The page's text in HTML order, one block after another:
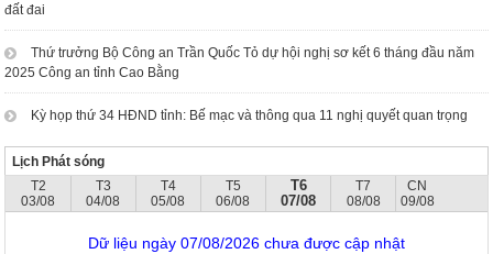
đất đai
Thứ trưởng Bộ Công an Trần Quốc Tỏ dự hội nghị sơ kết 6 tháng đầu năm
2025 Công an tỉnh Cao Bằng
Kỳ họp thứ 34 HĐND tỉnh: Bế mạc và thông qua 11 nghị quyết quan trọng
Lịch Phát sóng
T2
03/08
T3
04/08
T4
05/08
T5
06/08
T6
07/08
T7
08/08
CN
09/08
Dữ liệu ngày 07/08/2026 chưa được cập nhật